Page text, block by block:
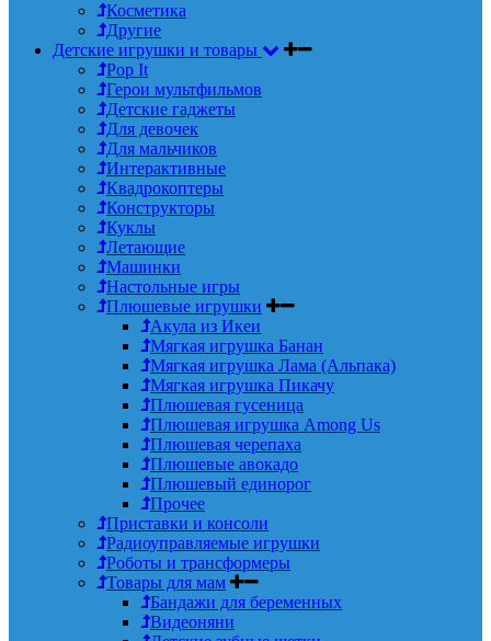
Косметика
Другие
Детские игрушки и товары
Pop It
Герои мультфильмов
Детские гаджеты
Для девочек
Для мальчиков
Интерактивные
Квадрокоптеры
Конструкторы
Куклы
Летающие
Машинки
Настольные игры
Плюшевые игрушки
Акула из Икеи
Мягкая игрушка Банан
Мягкая игрушка Лама (Альпака)
Мягкая игрушка Пикачу
Плюшевая гусеница
Плюшевая игрушка Among Us
Плюшевая черепаха
Плюшевые авокадо
Плюшевый единорог
Прочее
Приставки и консоли
Радиоуправляемые игрушки
Роботы и трансформеры
Товары для мам
Бандажи для беременных
Видеоняни